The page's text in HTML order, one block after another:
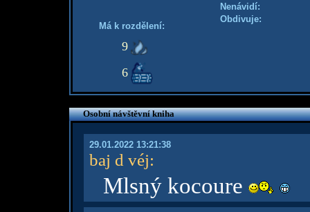
Má k rozdělení:
9
6
Nenávidí:
Obdivuje:
Osobní návštěvní kniha
29.01.2022 13:21:38
baj d véj:
Mlsný kocoure